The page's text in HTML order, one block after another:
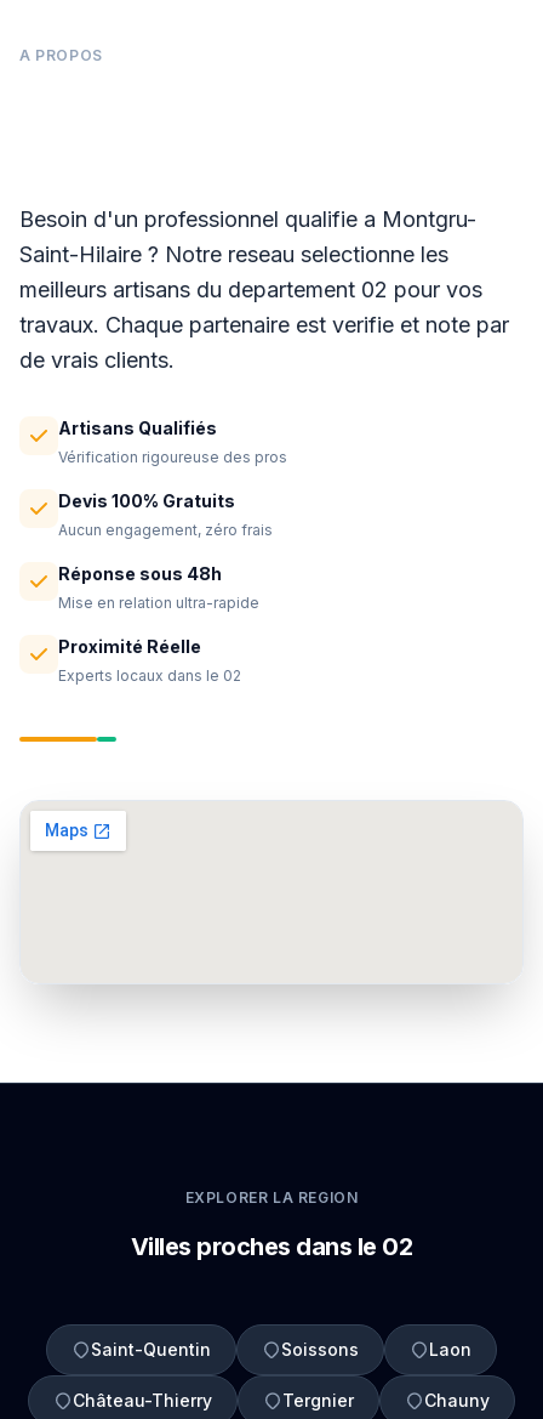
A PROPOS
Besoin d'un professionnel qualifie a Montgru-
Saint-Hilaire ? Notre reseau selectionne les
meilleurs artisans du departement 02 pour vos
travaux. Chaque partenaire est verifie et note par
de vrais clients.
Artisans Qualifiés
Vérification rigoureuse des pros
Devis 100% Gratuits
Aucun engagement, zéro frais
Réponse sous 48h
Mise en relation ultra-rapide
Proximité Réelle
Experts locaux dans le 02
EXPLORER LA REGION
Villes proches dans le 02
Saint-Quentin Soissons Laon
Château-Thierry Tergnier Chauny